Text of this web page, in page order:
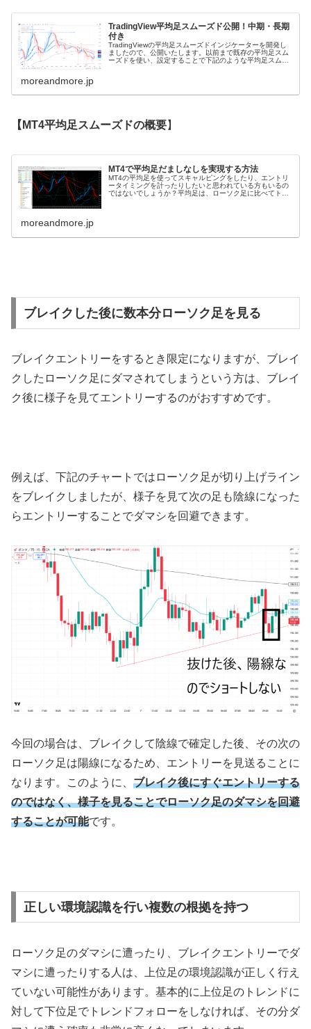
TradingView平均足スムーズド公開！中期・長期
付き
TradingViewの平均足スムーズドインジケーターを開発し
ましたので、公開いたします。以前まで既存の平均足スム
ーズドを使い、設定することで下記のような平均足スムー
moreandmore.jp
【MT4平均足スムーズドの概要】
MT4で平均足だましなしを実現する方法
MT4の平均足を使ってスキャルピングをしたり、エントリ
ータイミングを計ったりしたいと思われている方もいるの
ではないでしょうか？平均足は、ローソク足に比べてトレ
moreandmore.jp
ブレイクした後に数本分ローソク足を見る
ブレイクエントリーをするとき限定になりますが、ブレイ
クしたローソク足にダマされてしまうという方は、ブレイ
ク後に様子を見てエントリーするのがおすすめです。
例えば、下記のチャートではローソク足が切り上げライン
をブレイクしましたが、様子を見て次の足も陰線になった
らエントリーすることでダマシを回避できます。
今回の場合は、ブレイクして陰線で確定した後、その次の
ローソク足は陽線になるため、エントリーを見送ることに
なります。このように、 ブレイク後にすぐエントリーする
のではなく、様子を見ることでローソク足のダマシを回避
することが可能です。
正しい環境認識を行い複数の根拠を持つ
ローソク足のダマシに遭ったり、ブレイクエントリーでダ
マシに遭ったりする人は、上位足の環境認識が正しく行え
ていない可能性があります。基本的に上位足のトレンドに
対して下位足でトレンドフォローをしなければ、その分ダ